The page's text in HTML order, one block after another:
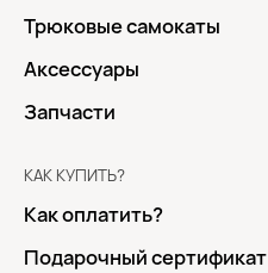
Трюковые самокаты
Аксессуары
Запчасти
КАК КУПИТЬ?
Как оплатить?
Подарочный сертификат